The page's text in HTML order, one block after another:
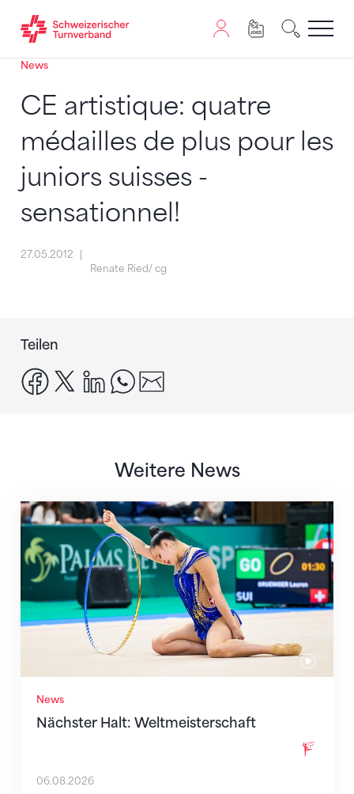
Zum Inhalt springen
Zur Sitemap navigieren
Zum Navigieren dieser Seite wird JavaScript benötigt.
News
CE artistique: quatre
médailles de plus pour les
juniors suisses -
sensationnel!
27.05.2012
Renate Ried/ cg
Teilen
facebook
x linkedinwhatsapp
Weitere News
News
Nächster Halt: Weltmeisterschaft
Nächster Halt: Weltmeisterschaft
06.08.2026